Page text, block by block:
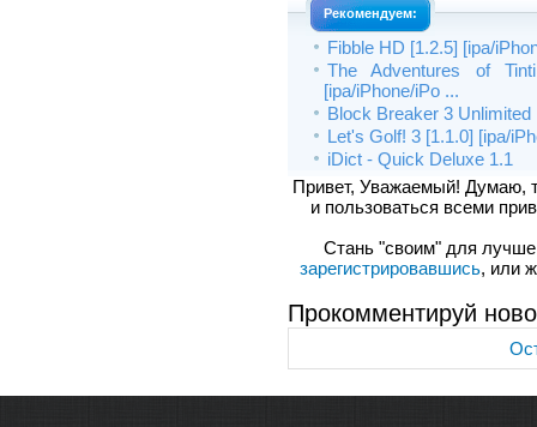
Рекомендуем:
Fibble HD [1.2.5] [ipa/
The Adventures of
[ipa/iPhone/iPo ...
Block Breaker 3 Unlimited
Let's Golf! 3 [1.1.0] [ipa/
iDict - Quick Deluxe 1.1
Привет, Уважаемый! Думаю,
и пользоваться всеми
Стань "своим" для
зарегистрировавшись, или
Прокомментируй